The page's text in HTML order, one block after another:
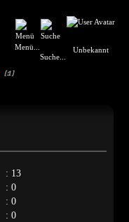
Menü...
Suche...
Unbekannt
(1)
: 13
: 0
: 0
: 0